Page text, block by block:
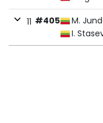
11 #405
M.
I.